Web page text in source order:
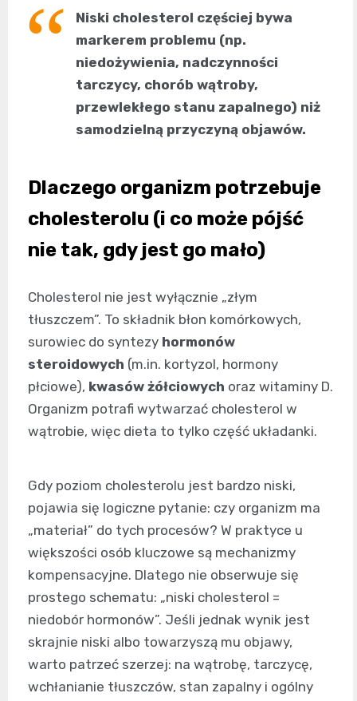
Niski cholesterol częściej bywa
markerem problemu (np.
niedożywienia, nadczynności
tarczycy, chorób wątroby,
przewlekłego stanu zapalnego) niż
samodzielną przyczyną objawów.
Dlaczego organizm potrzebuje
cholesterolu (i co może pójść
nie tak, gdy jest go mało)
Cholesterol nie jest wyłącznie „złym
tłuszczem”. To składnik błon komórkowych,
surowiec do syntezy hormonów
steroidowych (m.in. kortyzol, hormony
płciowe), kwasów żółciowych oraz witaminy D.
Organizm potrafi wytwarzać cholesterol w
wątrobie, więc dieta to tylko część układanki.
Gdy poziom cholesterolu jest bardzo niski,
pojawia się logiczne pytanie: czy organizm ma
„materiał” do tych procesów? W praktyce u
większości osób kluczowe są mechanizmy
kompensacyjne. Dlatego nie obserwuje się
prostego schematu: „niski cholesterol =
niedobór hormonów”. Jeśli jednak wynik jest
skrajnie niski albo towarzyszą mu objawy,
warto patrzeć szerzej: na wątrobę, tarczycę,
wchłanianie tłuszczów, stan zapalny i ogólny